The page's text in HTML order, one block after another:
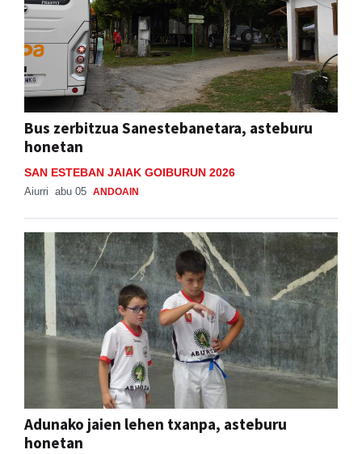
Bus zerbitzua Sanestebanetara, asteburu
honetan
SAN ESTEBAN JAIAK GOIBURUN 2026
Aiurri abu 05 ANDOAIN
Adunako jaien lehen txanpa, asteburu
honetan